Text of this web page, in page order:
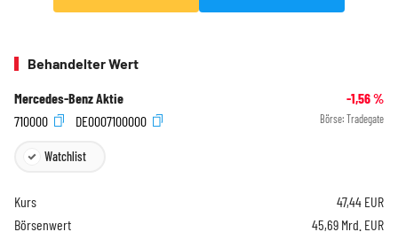
Behandelter Wert
Mercedes-Benz Aktie -1,56%
710000
DE0007100000 Börse: Tradegate
Watchlist
Kurs 47,44 EUR
Börsenwert
45,69 Mrd. EUR